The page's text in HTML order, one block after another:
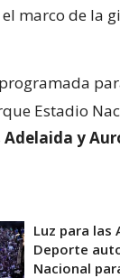
marco de la
Estadio
Adelaida y
Luz para las
Deporte
Nacional